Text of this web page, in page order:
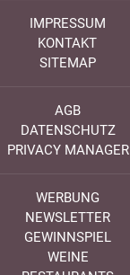
IMPRESSUM
KONTAKT
SITEMAP
AGB
DATENSCHUTZ
PRIVACY MANAGER
WERBUNG
NEWSLETTER
GEWINNSPIEL
WEINE